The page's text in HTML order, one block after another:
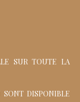
SUR TOUTE LA
DISPONIBLE